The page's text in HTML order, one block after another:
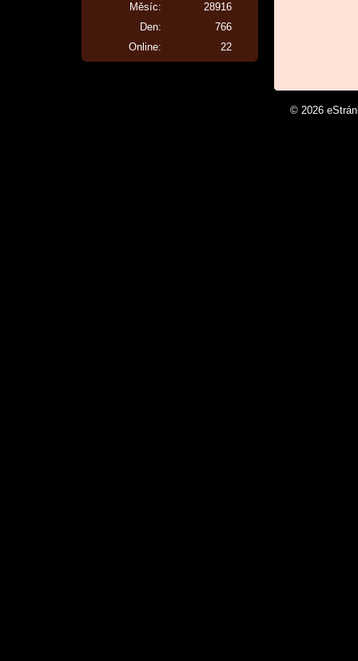
Online: 22
Měsíc:
28916
Den:
766
© 2026